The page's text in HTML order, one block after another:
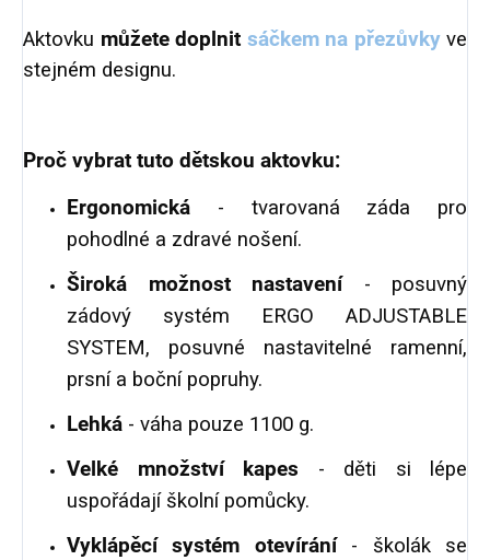
Aktovku můžete doplnit sáčkem na přezůvkyve
stejném designu.
Proč vybrat tuto dětskou aktovku:
Ergonomická - tvarovaná záda pro
pohodlné a zdravé nošení.
Široká možnost nastavení- posuvný
zádový systém ERGO ADJUSTABLE
SYSTEM, posuvné nastavitelné ramenní,
prsní a boční popruhy.
Lehká - váha pouze 1100 g.
Velké množství kapes - děti si lépe
uspořádají školní pomůcky.
Vyklápěcí systém otevírání- školák se